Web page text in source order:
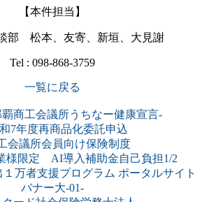
【本件担当】
部 松本、友寄、新垣、大見謝
Tel : 098-868-3759
一覧に戻る